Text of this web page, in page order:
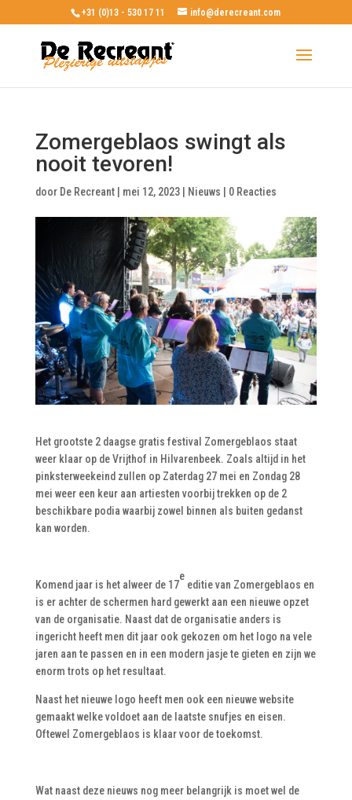
+31 (0)13 - 530 17 11 info@derecreant.com
Zomergeblaos swingt als
nooit tevoren!
door De Recreant| mei 12, 2023| Nieuws 0 Reacties
Het grootste 2 daagse gratis festival Zomergeblaos staat
weer klaar op de Vrijthof in Hilvarenbeek. Zoals altijd in het
pinksterweekeind zullen op Zaterdag 27 mei en Zondag 28
mei weer een keur aan artiesten voorbij trekken op de 2
beschikbare podia waarbij zowel binnen als buiten gedanst
kan worden.
Komend jaar is het alweer de 17
e
editie van Zomergeblaos en
is er achter de schermen hard gewerkt aan een nieuwe opzet
van de organisatie. Naast dat de organisatie anders is
ingericht heeft men dit jaar ook gekozen om het logo na vele
jaren aan te passen en in een modern jasje te gieten en zijn we
enorm trots op het resultaat.
Naast het nieuwe logo heeft men ook een nieuwe website
gemaakt welke voldoet aan de laatste snufjes en eisen.
Oftewel Zomergeblaos is klaar voor de toekomst.
Wat naast deze nieuws nog meer belangrijk is moet wel de